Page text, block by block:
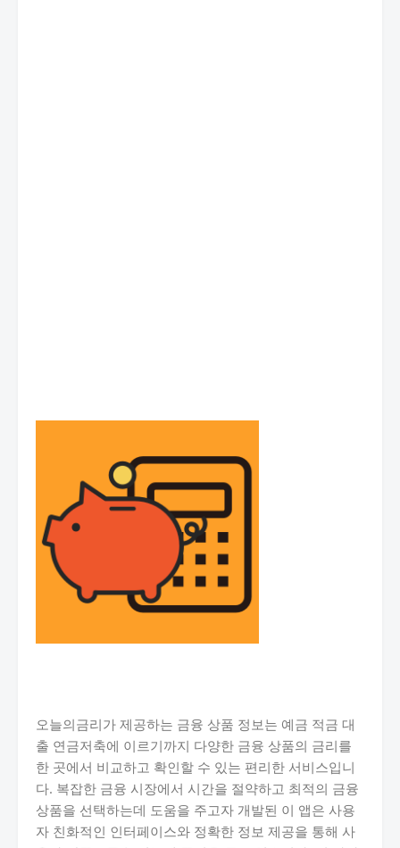
오늘의금리가 제공하는 금융 상품 정보는 예금 적금 대
출 연금저축에 이르기까지 다양한 금융 상품의 금리를
한 곳에서 비교하고 확인할 수 있는 편리한 서비스입니
다. 복잡한 금융 시장에서 시간을 절약하고 최적의 금융
상품을 선택하는데 도움을 주고자 개발된 이 앱은 사용
자 친화적인 인터페이스와 정확한 정보 제공을 통해 사